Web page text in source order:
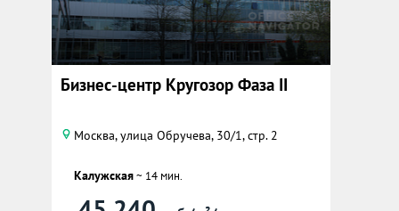
Бизнес-центр Кругозор Фаза II
Москва, улица Обручева, 30/1, стр. 2
Калужская~ 14 мин.